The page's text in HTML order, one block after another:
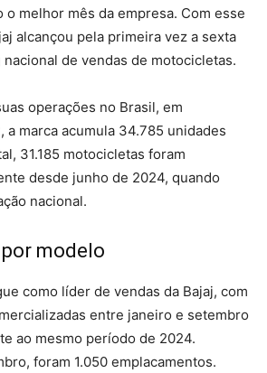
melhor mês da empresa. Com esse
alcançou pela primeira vez a sexta
de vendas de motocicletas.
operações no Brasil, em
a marca acumula 34.785 unidades
31.185 motocicletas foram
desde junho de 2024, quando
nacional.
modelo
como líder de vendas da Bajaj, com
entre janeiro e setembro
ao mesmo período de 2024.
foram 1.050 emplacamentos.